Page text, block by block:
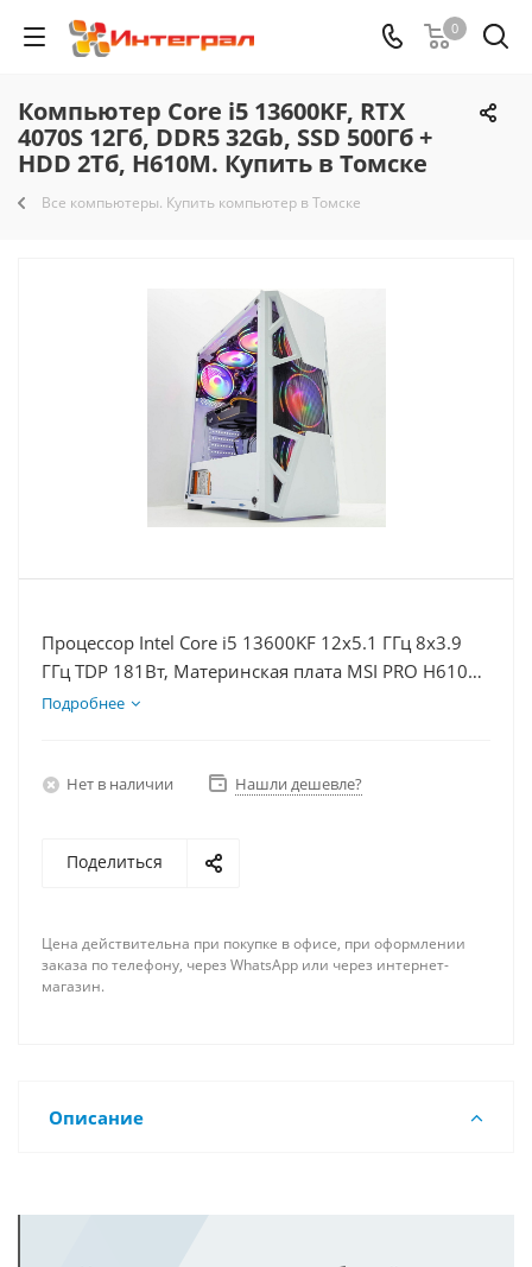
0
Компьютер Core i5 13600KF, RTX
4070S 12Гб, DDR5 32Gb, SSD 500Гб +
HDD 2Тб, H610M. Купить в Томске
Все компьютеры. Купить компьютер в Томске
Процессор Intel Core i5 13600KF 12x5.1 ГГц 8x3.9
ГГц TDP 181Вт, Материнская плата MSI PRO H610M-
E D5, Видеокарта RTX 4070S 12Гб, Память
Подробнее
Нет в наличии Нашли дешевле?
Поделиться
Цена действительна при покупке в офисе, при оформлении
заказа по телефону, через WhatsApp или через интернет-
магазин.
Описание